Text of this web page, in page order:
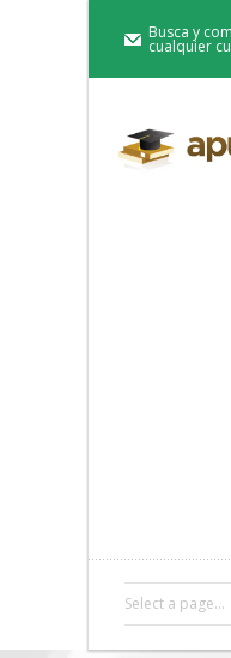
Busca y
cualquier
Select a page...